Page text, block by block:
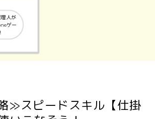
理人が
ゲー
≫スピードスキル【仕掛